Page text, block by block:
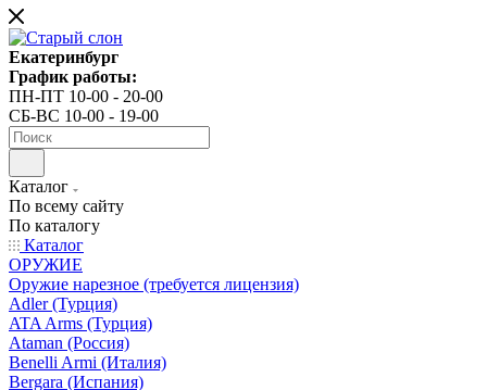
Екатеринбург
График работы:
ПН-ПТ 10-00 - 20-00
СБ-ВС 10-00 - 19-00
Каталог
По всему сайту
По каталогу
Каталог
ОРУЖИЕ
Оружие нарезное (требуется лицензия)
Adler (Турция)
ATA Arms (Турция)
Ataman (Россия)
Benelli Armi (Италия)
Bergara (Испания)